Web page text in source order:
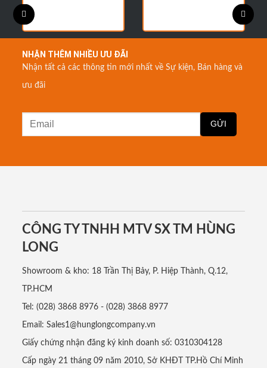
NHẬN THÊM NHIỀU ƯU ĐÃI
Nhận tất cả các thông tin mới nhất về Sự kiện, Bán hàng và
ưu đãi
CÔNG TY TNHH MTV SX TM HÙNG
LONG
Showroom & kho: 18 Trần Thị Bảy, P. Hiệp Thành, Q.12,
TP.HCM
Tel: (028) 3868 8976 - (028) 3868 8977
Email: Sales1@hunglongcompany.vn
Giấy chứng nhận đăng ký kinh doanh số: 0310304128
Cấp ngày 21 tháng 09 năm 2010, Sở KHĐT TP.Hồ Chí Minh